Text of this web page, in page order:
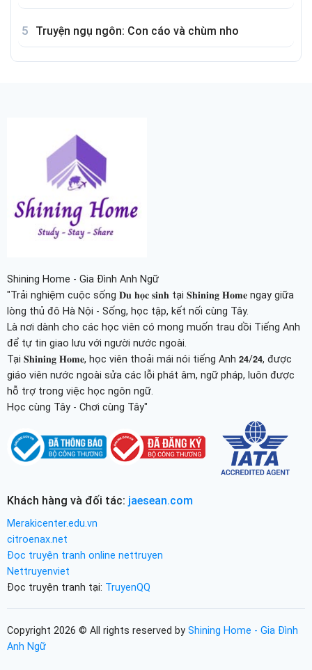
Truyện ngụ ngôn: Con cáo và chùm nho
Shining Home - Gia Đình Anh Ngữ
"Trải nghiệm cuộc sống 𝐃𝐮 𝐡𝐨̣𝐜 𝐬𝐢𝐧𝐡 tại 𝐒𝐡𝐢𝐧𝐢𝐧𝐠 𝐇𝐨𝐦𝐞 ngay giữa
lòng thủ đô Hà Nội - Sống, học tập, kết nối cùng Tây.
Là nơi dành cho các học viên có mong muốn trau dồi Tiếng Anh
để tự tin giao lưu với người nước ngoài.
Tại 𝐒𝐡𝐢𝐧𝐢𝐧𝐠 𝐇𝐨𝐦𝐞, học viên thoải mái nói tiếng Anh 𝟮𝟰/𝟮𝟰, được
giáo viên nước ngoài sửa các lỗi phát âm, ngữ pháp, luôn được
hỗ trợ trong việc học ngôn ngữ.
Học cùng Tây - Chơi cùng Tây"
Khách hàng và đối tác: jaesean.com
Merakicenter.edu.vn
citroenax.net
Đọc truyện tranh online nettruyen
Nettruyenviet
Đọc truyện tranh tại: TruyenQQ
Copyright 2026 © All rights reserved by Shining Home - Gia Đình
Anh Ngữ